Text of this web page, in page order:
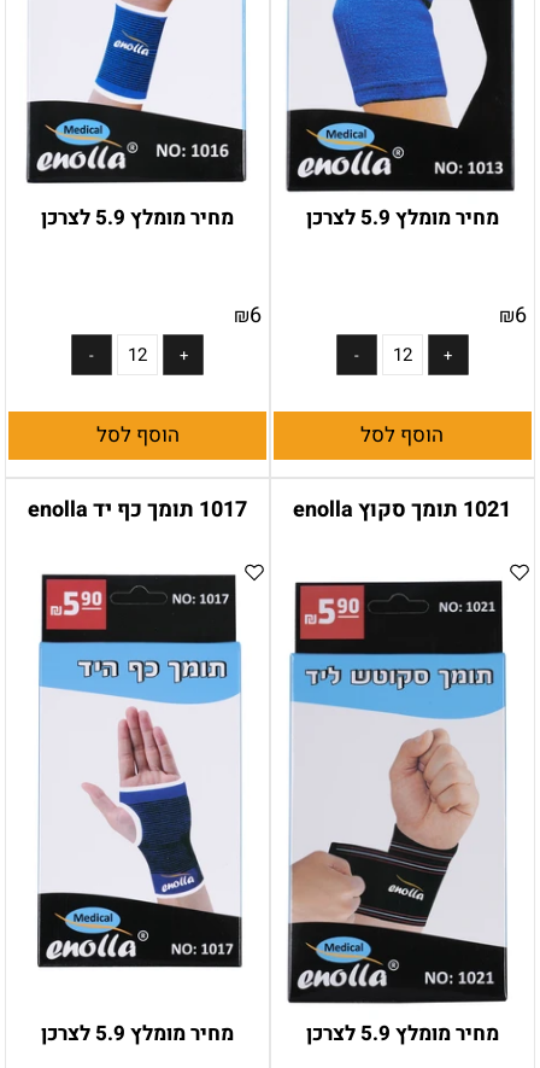
מחיר מומלץ 5.9 לצרכן
₪6
הוסף לסל
מחיר מומלץ 5.9 לצרכן
₪6
הוסף לסל
1021 תומך סקוץ enolla
מחיר מומלץ 5.9 לצרכן
1017 תומך כף יד enolla
מחיר מומלץ 5.9 לצרכן